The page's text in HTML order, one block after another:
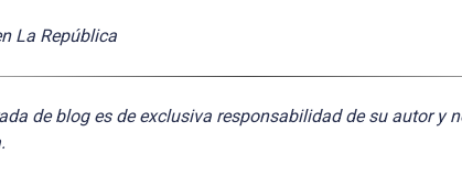
La República
de blog es de exclusiva responsabilidad de su autor y